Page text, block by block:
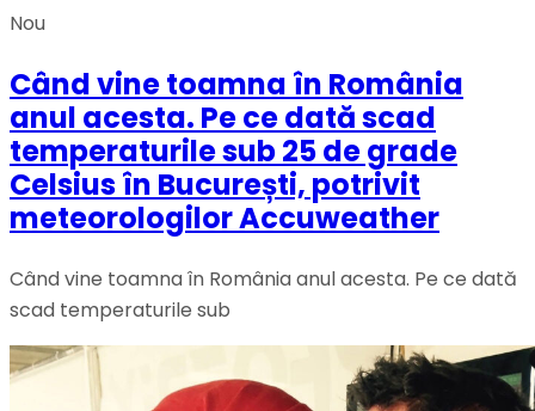
Nou
Când vine toamna în România
anul acesta. Pe ce dată scad
temperaturile sub 25 de grade
Celsius în București, potrivit
meteorologilor Accuweather
Când vine toamna în România anul acesta. Pe ce dată
scad temperaturile sub